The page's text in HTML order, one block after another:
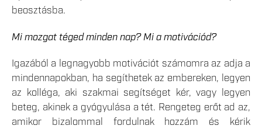
beosztásba.
Mi mozgat téged minden nap? Mi a motivációd?
Igazából a legnagyobb motivációt számomra az adja a
mindennapokban, ha segíthetek az embereken, legyen
az kolléga, aki szakmai segítséget kér, vagy legyen
beteg, akinek a gyógyulása a tét. Rengeteg erőt ad az,
amikor bizalommal fordulnak hozzám és kérik